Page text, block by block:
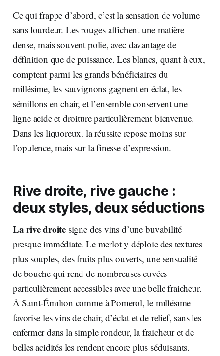
Ce qui frappe d’abord, c’est la sensation de volume
sans lourdeur. Les rouges affichent une matière
dense, mais souvent polie, avec davantage de
définition que de puissance. Les blancs, quant à eux,
comptent parmi les grands bénéficiaires du
millésime, les sauvignons gagnent en éclat, les
sémillons en chair, et l’ensemble conservent une
ligne acide et droiture particulièrement bienvenue.
Dans les liquoreux, la réussite repose moins sur
l’opulence, mais sur la finesse d’expression.
Rive droite, rive gauche :
deux styles, deux séductions
La rive droite signe des vins d’une buvabilité
presque immédiate. Le merlot y déploie des textures
plus souples, des fruits plus ouverts, une sensualité
de bouche qui rend de nombreuses cuvées
particulièrement accessibles avec une belle fraicheur.
À Saint-Émilion comme à Pomerol, le millésime
favorise les vins de chair, d’éclat et de relief, sans les
enfermer dans la simple rondeur, la fraicheur et de
belles acidités les rendent encore plus séduisants.